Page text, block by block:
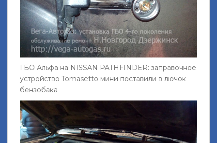
ГБО Альфа на NISSAN PATHFINDER: заправочное
устройство Tomasetto мини поставили в лючок
бензобака